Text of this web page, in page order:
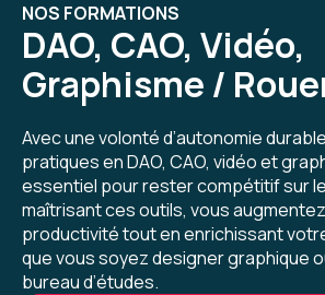
NOS FORMATIONS
DAO, CAO, Vidéo,
Graphisme /
Avec une volonté d’autonomie
pratiques en DAO, CAO, vidéo et
essentiel pour rester compétitif sur
maîtrisant ces outils, vous
productivité tout en enrichissant
que vous soyez designer graphique
bureau d’études.
Formateur super, au-delà de ce
espérer.
Enseignement de première pro,
cadrage, tips, conseils... un grand
Formation : Adobe Premiere Pro
automatisation